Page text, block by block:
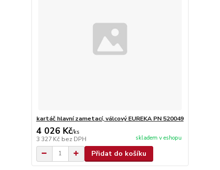
kartáč hlavní zametací, válcový EUREKA PN 520049
4 026 Kč/ks
3 327 Kč bez DPH skladem v eshopu
Přidat do košíku